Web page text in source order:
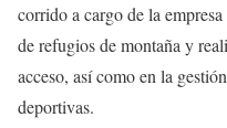
corrido a cargo de la empresa
de refugios de montaña y
acceso, así como en la
deportivas.